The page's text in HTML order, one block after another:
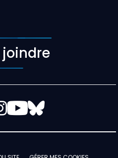
YouTube
Bluesky
joindre